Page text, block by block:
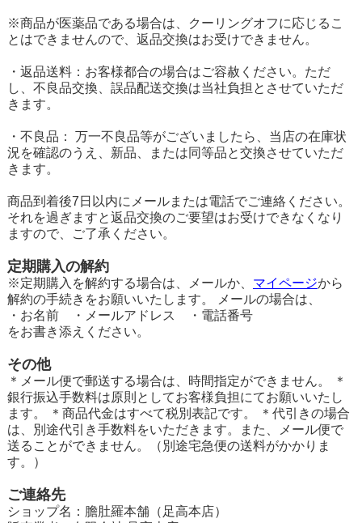
※商品が医薬品である場合は、クーリングオフに応じるこ
とはできませんので、返品交換はお受けできません。
・返品送料：お客様都合の場合はご容赦ください。ただ
し、不良品交換、誤品配送交換は当社負担とさせていただ
きます。
・不良品： 万一不良品等がございましたら、当店の在庫状
況を確認のうえ、新品、または同等品と交換させていただ
きます。
商品到着後7日以内にメールまたは電話でご連絡ください。
それを過ぎますと返品交換のご要望はお受けできなくなり
ますので、ご了承ください。
定期購入の解約
※定期購入を解約する場合は、メールか、 マイページから
解約の手続きをお願いいたします。 メールの場合は、
・お名前 ・メールアドレス ・電話番号
をお書き添えください。
その他
＊メール便で郵送する場合は、時間指定ができません。 ＊
銀行振込手数料は原則としてお客様負担にてお願いいたし
ます。 ＊商品代金はすべて税別表記です。 ＊代引きの場合
は、別途代引き手数料をいただきます。また、メール便で
送ることができません。（別途宅急便の送料がかかりま
す。）
ご連絡先
ショップ名：膽肚羅本舗（足高本店）